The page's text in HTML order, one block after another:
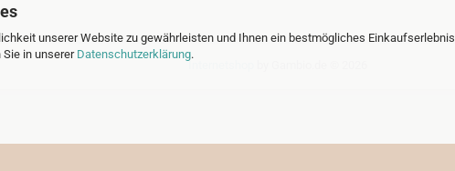
unserer Website zu gewährleisten und Ihnen ein bestmögliches Einkaufserlebnis
in unserer Datenschutzerklärung.
Internetshop